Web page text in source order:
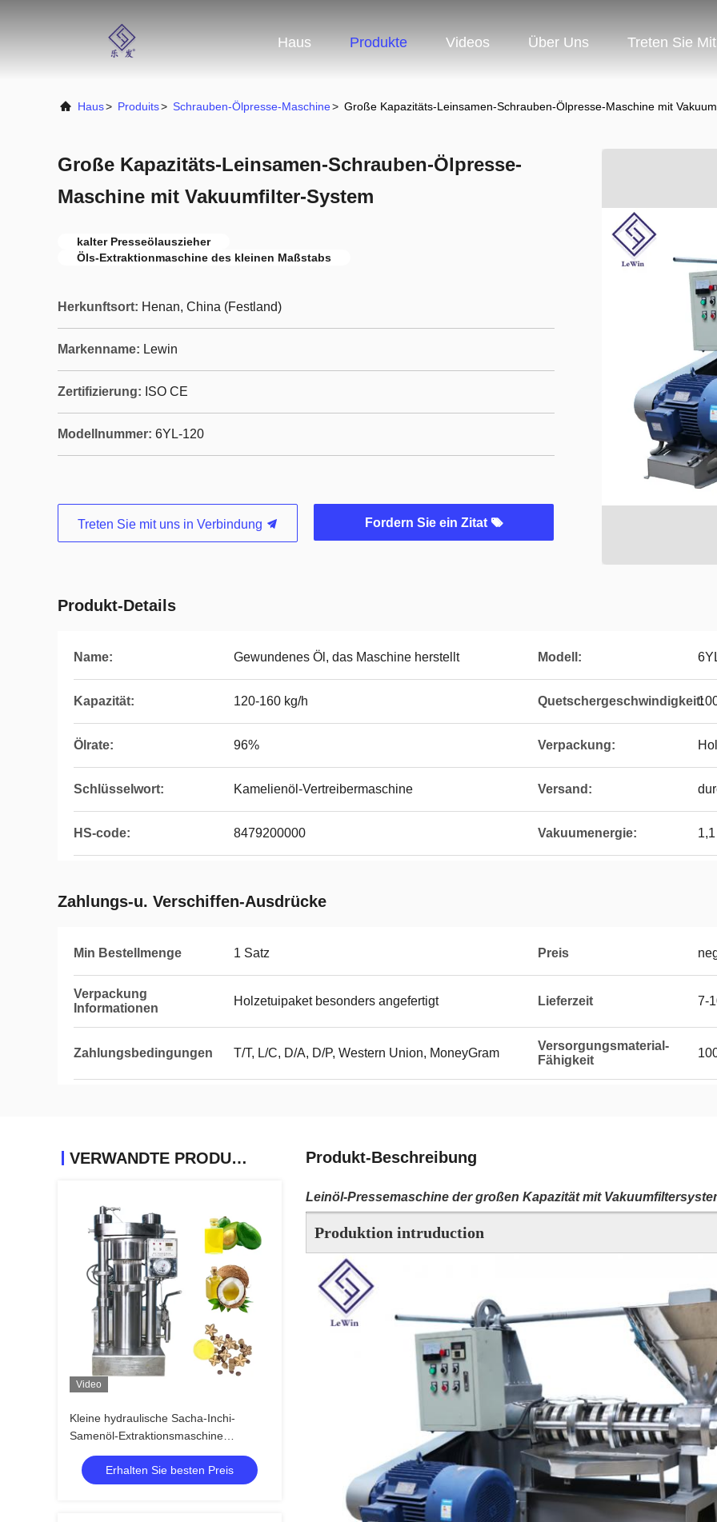
Haus Produkte Videos Über Uns Treten Sie
Haus> Produits> Schrauben-Ölpresse-Maschine> Große Kapazitäts-Leinsamen-Schrauben-Ölpresse-Maschine mit
Große Kapazitäts-Leinsamen-Schrauben-Ölpresse-
Maschine mit Vakuumfilter-System
kalter Presseölauszieher
Öls-Extraktionmaschine des kleinen Maßstabs
Herkunftsort: Henan, China (Festland)
Markenname: Lewin
Zertifizierung: ISO CE
Modellnummer: 6YL-120
Treten Sie mit uns in Verbindung Fordern Sie ein Zitat
Produkt-Details
Name: Gewundenes Öl, das Maschine herstellt Modell:
Kapazität: 120-160 kg/h Quetschergeschwindigkeit:
Ölrate: 96% Verpackung:
Schlüsselwort: Kamelienöl-Vertreibermaschine Versand:
HS-code: 8479200000 Vakuumenergie:
Zahlungs-u. Verschiffen-Ausdrücke
Min Bestellmenge 1 Satz Preis
Verpackung
Informationen
Holzetuipaket besonders angefertigt Lieferzeit 7-
Zahlungsbedingungen T/T, L/C, D/A, D/P, Western Union, MoneyGram
Versorgungsmaterial-
Fähigkeit
VERWANDTE PRODUKTE
Video
Kleine hydraulische Sacha-Inchi-
Samenöl-Extraktionsmaschine
Ölpressmaschine
Erhalten Sie besten Preis
Produkt-Beschreibung
Leinöl-Pressemaschine der großen Kapazität mit
Produktion intruduction